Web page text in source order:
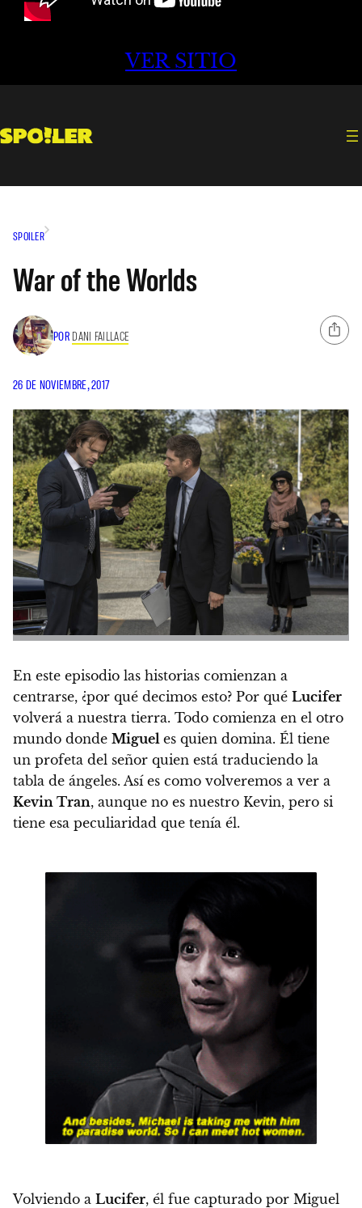
VER SITIO
SPOILER
War of the Worlds
POR DANI FAILLACE
26 DE NOVIEMBRE, 2017
En este episodio las historias comienzan a
centrarse, ¿por qué decimos esto? Por qué Lucifer
volverá a nuestra tierra. Todo comienza en el otro
mundo donde Miguel es quien domina. Él tiene
un profeta del señor quien está traduciendo la
tabla de ángeles. Así es como volveremos a ver a
Kevin Tran, aunque no es nuestro Kevin, pero si
tiene esa peculiaridad que tenía él.
Volviendo a Lucifer, él fue capturado por Miguel